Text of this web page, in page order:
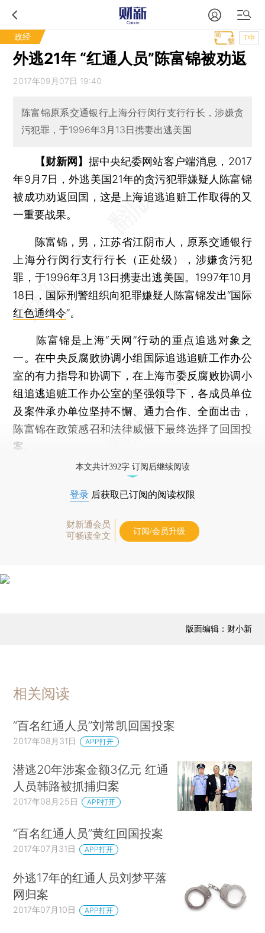
政经 T中
外逃21年 “红通人员”陈富锦被劝返
2017年09月07日 19:40
陈富锦原系交通银行上海分行闵行支行行长，涉嫌贪
污犯罪，于1996年3月13日携妻出逃美国
【财新网】 据中央纪委网站客户端消息，2017
年9月7日，外逃美国21年的贪污犯罪嫌疑人陈富锦
被成功劝返回国，这是上海追逃追赃工作取得的又
一重要战果。
陈富锦，男，江苏省江阴市人，原系交通银行
上海分行闵行支行行长（正处级），涉嫌贪污犯
罪，于1996年3月13日携妻出逃美国。1997年10月
18日，国际刑警组织向犯罪嫌疑人陈富锦发出“国际
红色通缉令”。
陈富锦是上海“天网”行动的重点追逃对象之
一。在中央反腐败协调小组国际追逃追赃工作办公
室的有力指导和协调下，在上海市委反腐败协调小
组追逃追赃工作办公室的坚强领导下，各成员单位
及案件承办单位坚持不懈、通力合作、全面出击，
陈富锦在政策感召和法律威慑下最终选择了回国投
案。
本文共计392字 订阅后继续阅读
登录 后获取已订阅的阅读权限
财新通会员
可畅读全文
订阅/会员升级
版面编辑：财小新
相关阅读
“百名红通人员”刘常凯回国投案
2017年08月31日 APP打开
潜逃20年涉案金额3亿元 红通
人员韩路被抓捕归案
2017年08月25日 APP打开
“百名红通人员”黄红回国投案
2017年07月31日 APP打开
外逃17年的红通人员刘梦平落
网归案
2017年07月10日 APP打开